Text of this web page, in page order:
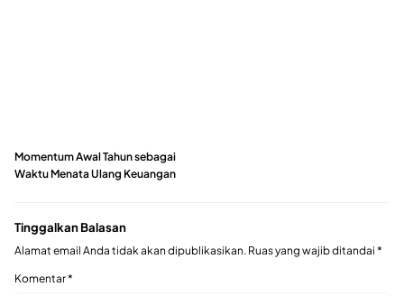
Momentum Awal Tahun sebagai
Waktu Menata Ulang Keuangan
Tinggalkan Balasan
Alamat email Anda tidak akan dipublikasikan. Ruas yang wajib ditandai *
Komentar*